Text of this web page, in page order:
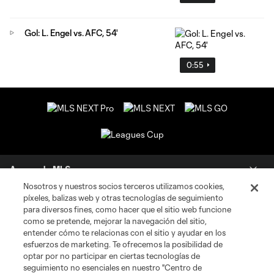
0:55
Gol: L. Engel vs. AFC, 54'
Acerca de MLS
Social
Tienda
Club Sites
Nosotros y nuestros socios terceros utilizamos cookies,
píxeles, balizas web y otras tecnologías de seguimiento
para diversos fines, como hacer que el sitio web funcione
como se pretende, mejorar la navegación del sitio,
entender cómo te relacionas con el sitio y ayudar en los
esfuerzos de marketing. Te ofrecemos la posibilidad de
optar por no participar en ciertas tecnologías de
seguimiento no esenciales en nuestro "Centro de